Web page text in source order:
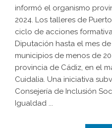
informó el organismo
2024. Los talleres de
ciclo de acciones
Diputación hasta el mes
municipios de menos de
provincia de Cádiz, en el
Cuidalia. Una iniciativa
Consejería de Inclusión
Igualdad ...